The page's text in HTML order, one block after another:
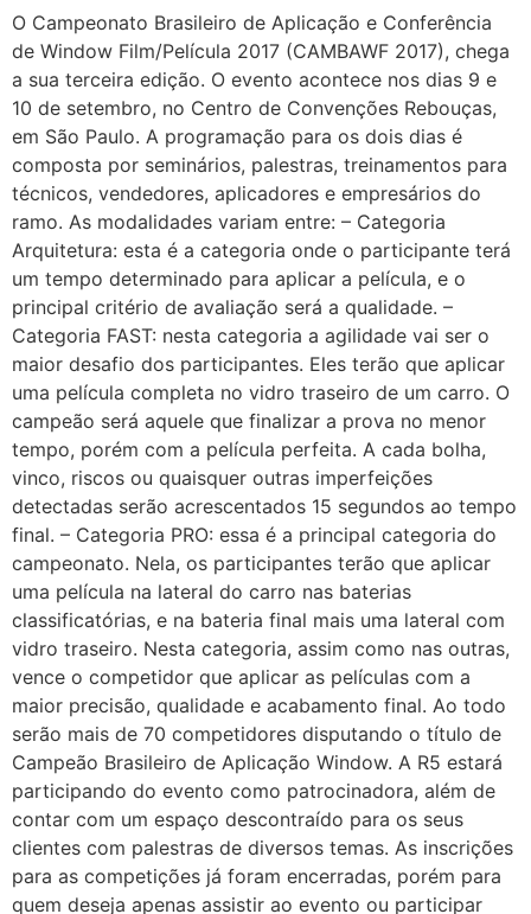
O Campeonato Brasileiro de Aplicação e Conferência
de Window Film/Película 2017 (CAMBAWF 2017), chega
a sua terceira edição. O evento acontece nos dias 9 e
10 de setembro, no Centro de Convenções Rebouças,
em São Paulo. A programação para os dois dias é
composta por seminários, palestras, treinamentos para
técnicos, vendedores, aplicadores e empresários do
ramo. As modalidades variam entre: – Categoria
Arquitetura: esta é a categoria onde o participante terá
um tempo determinado para aplicar a película, e o
principal critério de avaliação será a qualidade. –
Categoria FAST: nesta categoria a agilidade vai ser o
maior desafio dos participantes. Eles terão que aplicar
uma película completa no vidro traseiro de um carro. O
campeão será aquele que finalizar a prova no menor
tempo, porém com a película perfeita. A cada bolha,
vinco, riscos ou quaisquer outras imperfeições
detectadas serão acrescentados 15 segundos ao tempo
final. – Categoria PRO: essa é a principal categoria do
campeonato. Nela, os participantes terão que aplicar
uma película na lateral do carro nas baterias
classificatórias, e na bateria final mais uma lateral com
vidro traseiro. Nesta categoria, assim como nas outras,
vence o competidor que aplicar as películas com a
maior precisão, qualidade e acabamento final. Ao todo
serão mais de 70 competidores disputando o título de
Campeão Brasileiro de Aplicação Window. A R5 estará
participando do evento como patrocinadora, além de
contar com um espaço descontraído para os seus
clientes com palestras de diversos temas. As inscrições
para as competições já foram encerradas, porém para
quem deseja apenas assistir ao evento ou participar